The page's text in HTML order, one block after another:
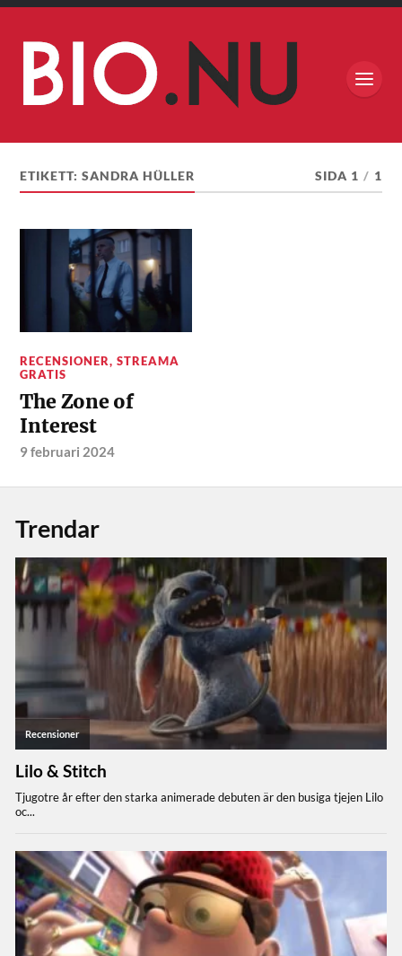
ETIKETT:SANDRA HÜLLER SIDA 1 / 1
RECENSIONER,STREAMA
GRATIS
The Zone of
Interest
9 februari 2024
Trendar